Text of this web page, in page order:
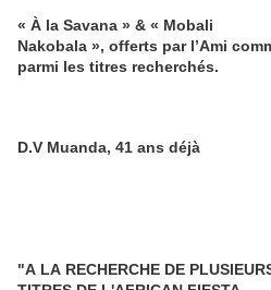
« À la Savana » & « Mobali
Nakobala », offerts par l’Ami
parmi les titres recherchés.
D.V Muanda, 41 ans déjà
"A LA RECHERCHE DE